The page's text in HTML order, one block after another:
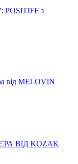
POSITIFF з
від MELOVIN
ВІД KOZAK